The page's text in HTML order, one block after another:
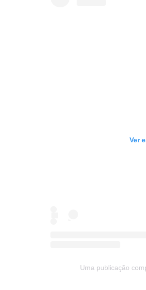
Ver
Uma publicação